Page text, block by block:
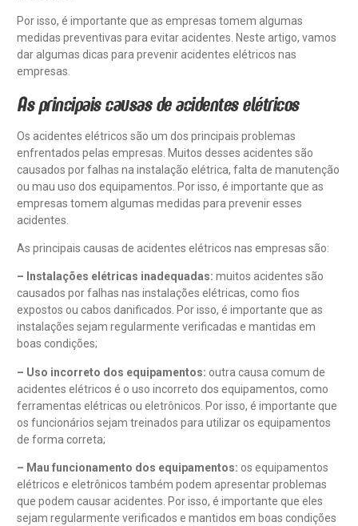
Por isso, é importante que as empresas tomem algumas
medidas preventivas para evitar acidentes. Neste artigo, vamos
dar algumas dicas para prevenir acidentes elétricos nas
empresas.
As principais causas de acidentes elétricos
Os acidentes elétricos são um dos principais problemas
enfrentados pelas empresas. Muitos desses acidentes são
causados por falhas na instalação elétrica, falta de manutenção
ou mau uso dos equipamentos. Por isso, é importante que as
empresas tomem algumas medidas para prevenir esses
acidentes.
As principais causas de acidentes elétricos nas empresas são:
– Instalações elétricas inadequadas: muitos acidentes são
causados por falhas nas instalações elétricas, como fios
expostos ou cabos danificados. Por isso, é importante que as
instalações sejam regularmente verificadas e mantidas em
boas condições;
– Uso incorreto dos equipamentos: outra causa comum de
acidentes elétricos é o uso incorreto dos equipamentos, como
ferramentas elétricas ou eletrônicos. Por isso, é importante que
os funcionários sejam treinados para utilizar os equipamentos
de forma correta;
– Mau funcionamento dos equipamentos: os equipamentos
elétricos e eletrônicos também podem apresentar problemas
que podem causar acidentes. Por isso, é importante que eles
sejam regularmente verificados e mantidos em boas condições